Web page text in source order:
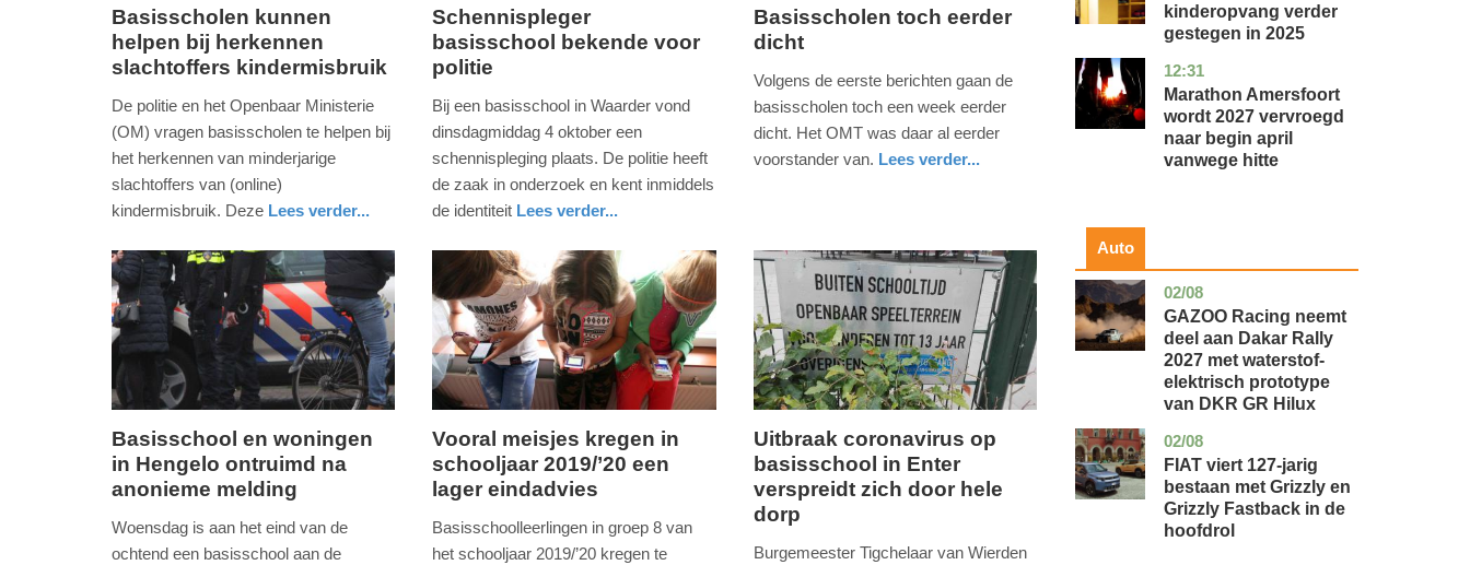
maandag,
9.
2023
-
09-
04-
2025
09:10
Basisscholen kunnen
helpen bij herkennen
slachtoffers kindermisbruik
De politie en het Openbaar Ministerie
(OM) vragen basisscholen te helpen bij
het herkennen van minderjarige
slachtoffers van (online)
kindermisbruik. Deze Lees verder...
holland
donderdag,
6.
2022
09-
04-
2025
09:10
Schennispleger
basisschool bekende voor
politie
Bij een basisschool in Waarder vond
dinsdagmiddag 4 oktober een
schennispleging plaats. De politie heeft
de zaak in onderzoek en kent inmiddels
de identiteit Lees verder...
holland
dinsdag,
december
09-
04-
2025
09:10
Basisscholen toch eerder
dicht
Volgens de eerste berichten gaan de
basisscholen toch een week eerder
dicht. Het OMT was daar al eerder
voorstander van. Lees verder...
woensdag,
21.
Basisschool en woningen
in Hengelo ontruimd na
anonieme melding
Woensdag is aan het eind van de
ochtend een basisschool aan de
dinsdag,
13.
Vooral meisjes kregen in
schooljaar 2019/’20 een
lager eindadvies
Basisschoolleerlingen in groep 8 van
het schooljaar 2019/’20 kregen te
zondag,
14.
maart
2021
Uitbraak coronavirus op
basisschool in Enter
verspreidt zich door hele
dorp
Burgemeester Tigchelaar van Wierden
kinderopvang verder
gestegen in 2025
12:31
utrecht
nieuws
Marathon Amersfoort
wordt 2027 vervroegd
naar begin april
vanwege hitte
Auto
02/08
auto
GAZOO Racing neemt
deel aan Dakar Rally
2027 met waterstof-
elektrisch prototype
van DKR GR Hilux
02/08
auto
FIAT viert 127-jarig
bestaan met Grizzly en
Grizzly Fastback in de
hoofdrol